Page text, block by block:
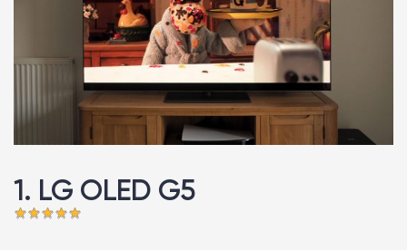
1. LG OLED G5 󠁩󠁩󠁩󠁩󠁩󠁩